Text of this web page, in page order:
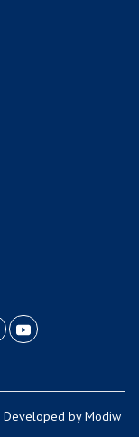
Developed byModiw